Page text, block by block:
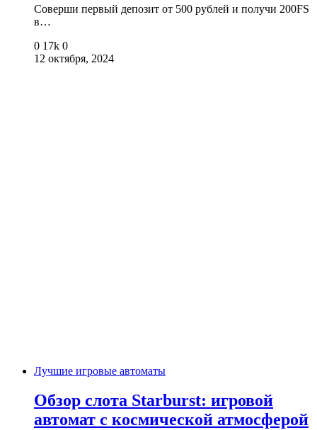
Соверши первый депозит от 500 рублей и получи 200FS
в…
0 17k 0
12 октября, 2024
Лучшие игровые автоматы
Обзор слота Starburst: игровой
автомат с космической атмосферой